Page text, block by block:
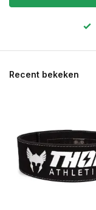
Recent bekeken